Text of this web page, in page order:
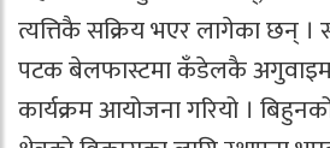
त्यत्तिकै सक्रिय भएर लागेका छन् ।
पटक बेलफास्टमा कँडेलकै अगुवाइमा
कार्यक्रम आयोजना गरियो ।